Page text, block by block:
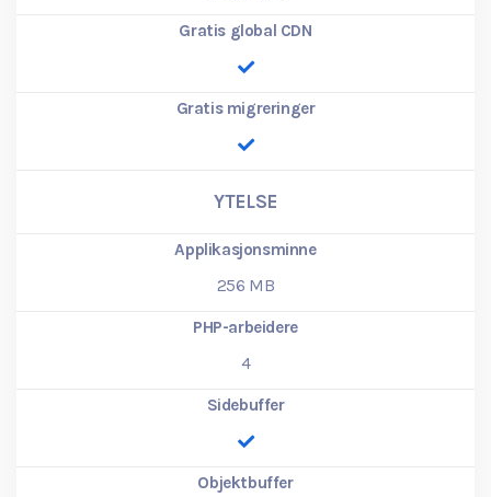
Gratis global CDN
Gratis migreringer
YTELSE
Applikasjonsminne
256 MB
PHP-arbeidere
4
Sidebuffer
Objektbuffer